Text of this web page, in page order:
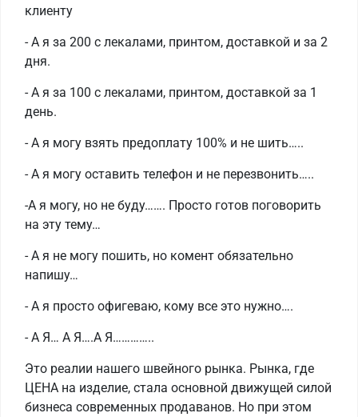
клиенту
- А я за 200 с лекалами, принтом, доставкой и за 2
дня.
- А я за 100 с лекалами, принтом, доставкой за 1
день.
- А я могу взять предоплату 100% и не шить…..
- А я могу оставить телефон и не перезвонить…..
-А я могу, но не буду……. Просто готов поговорить
на эту тему…
- А я не могу пошить, но комент обязательно
напишу…
- А я просто офигеваю, кому все это нужно….
- А Я… А Я….А Я…………..
Это реалии нашего швейного рынка. Рынка, где
ЦЕНА на изделие, стала основной движущей силой
бизнеса современных продаванов. Но при этом